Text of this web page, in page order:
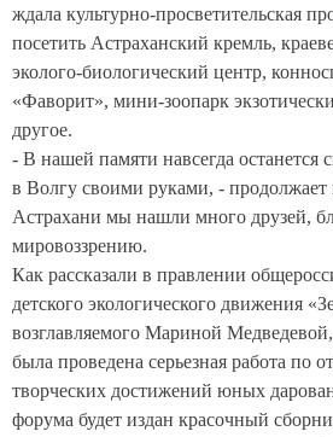
ждала культурно-просветительская
посетить Астраханский кремль,
эколого-биологический центр,
«Фаворит», мини-зоопарк
другое.
- В нашей памяти навсегда останется
в Волгу своими руками, - продолжает
Астрахани мы нашли много друзей,
мировоззрению.
Как рассказали в правлении
детского экологического движения
возглавляемого Мариной
была проведена серьезная работа по
творческих достижений юных
форума будет издан красочный